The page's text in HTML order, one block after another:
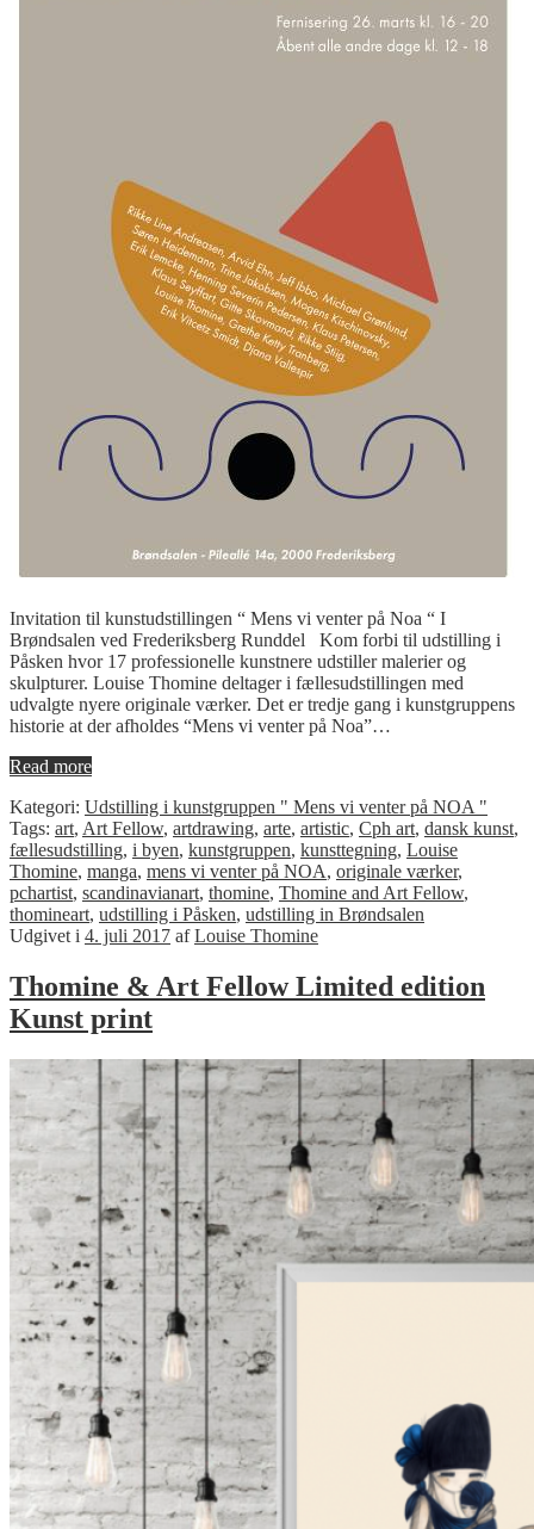
Invitation til kunstudstillingen “ Mens vi venter på Noa “ I
Brøndsalen ved Frederiksberg Runddel Kom forbi til udstilling i
Påsken hvor 17 professionelle kunstnere udstiller malerier og
skulpturer. Louise Thomine deltager i fællesudstillingen med
udvalgte nyere originale værker. Det er tredje gang i kunstgruppens
historie at der afholdes “Mens vi venter på Noa”…
Read more
Kategori: Udstilling i kunstgruppen " Mens vi venter på NOA "
Tags: art, Art Fellow, artdrawing, arte, artistic, Cph art, dansk kunst,
fællesudstilling, i byen, kunstgruppen, kunsttegning, Louise
Thomine, manga, mens vi venter på NOA, originale værker,
pchartist, scandinavianart, thomine, Thomine and Art Fellow,
thomineart, udstilling i Påsken, udstilling in Brøndsalen
Udgivet i 4. juli 2017 afLouise Thomine
Thomine & Art Fellow Limited edition
Kunst print